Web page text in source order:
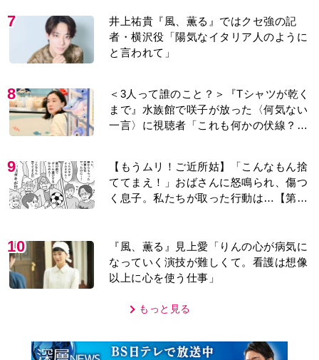
7
井上祐貴『風、薫る』ではクセ強の記
者・横沢役「陽気なイタリア人のように
と言われて」
8
＜3人って誰のこと？＞『Tシャツが乾く
まで』水族館で咲子が放った〈何気ない
一言〉に視聴者「これも何かの伏線？」
9
【もうムリ！ご近所姑】「こんなもん捨
ててまえ！」おばさんに怒鳴られ、傷つ
く息子。私たちが取った行動は…【第3
10
『風、薫る』見上愛「りんの心が病気に
なっていく演技が難しくて。看護は想像
以上に心を使う仕事」
もっと見る